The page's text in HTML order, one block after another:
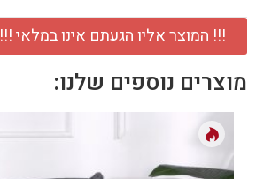
!!! המוצר אליו הגעתם אינו במלאי !!!
מוצרים נוספים שלנו: